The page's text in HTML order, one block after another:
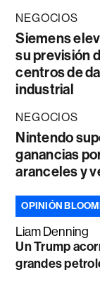
NEGOCIOS
Siemens
su previsión
centros de
industrial
NEGOCIOS
Nintendo
ganancias
aranceles y
OPINIÓN
Liam Denning
Un Trump
grandes